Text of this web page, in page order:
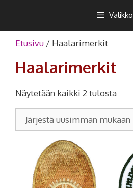
Valikko
Etusivu / Haalarimerkit
Haalarimerkit
Näytetään kaikki 2 tulosta